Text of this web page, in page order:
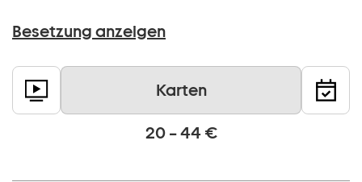
Besetzung anzeigen
Karten
20 – 44 €